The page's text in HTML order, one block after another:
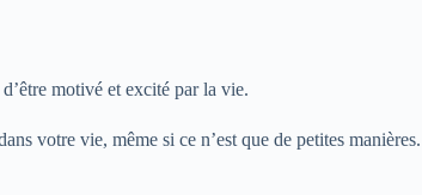
motivé et excité par la vie.
votre vie, même si ce n’est que de petites manières.